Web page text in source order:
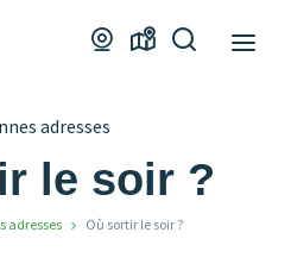
Webcams
Carte
adresses
le soir ?
adresses Où sortir le soir ?